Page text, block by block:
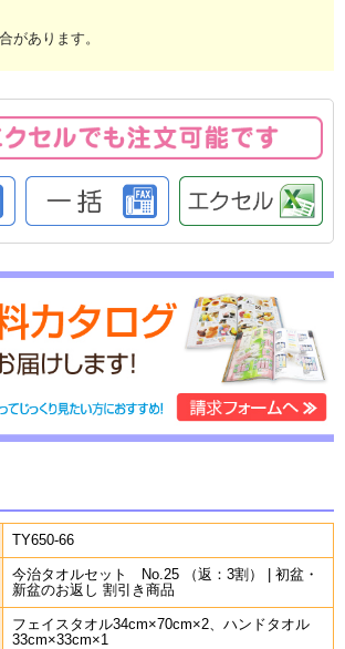
があります。
TY650-66
今治タオルセット No.25 （返：3割） | 初盆・
新盆のお返し 割引き商品
フェイスタオル34cm×70cm×2、ハンドタオル
33cm×33cm×1